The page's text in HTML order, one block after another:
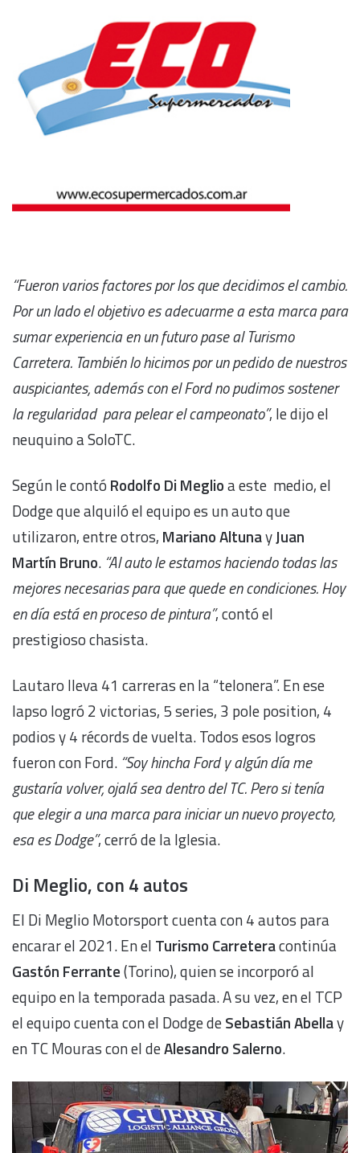
“Fueron varios factores por los que decidimos el cambio.
Por un lado el objetivo es adecuarme a esta marca para
sumar experiencia en un futuro pase al Turismo
Carretera. También lo hicimos por un pedido de nuestros
auspiciantes, además con el Ford no pudimos sostener
la regularidad para pelear el campeonato”, le dijo el
neuquino a SoloTC.
Según le contó Rodolfo Di Meglioa este medio, el
Dodge que alquiló el equipo es un auto que
utilizaron, entre otros, Mariano AltunayJuan
Martín Bruno. “Al auto le estamos haciendo todas las
mejores necesarias para que quede en condiciones. Hoy
en día está en proceso de pintura”, contó el
prestigioso chasista.
Lautaro lleva 41 carreras en la “telonera”. En ese
lapso logró 2 victorias, 5 series, 3 pole position, 4
podios y 4 récords de vuelta. Todos esos logros
fueron con Ford. “Soy hincha Ford y algún día me
gustaría volver, ojalá sea dentro del TC. Pero si tenía
que elegir a una marca para iniciar un nuevo proyecto,
esa es Dodge”, cerró de la Iglesia.
Di Meglio, con 4 autos
El Di Meglio Motorsport cuenta con 4 autos para
encarar el 2021. En el Turismo Carreteracontinúa
Gastón Ferrante(Torino), quien se incorporó al
equipo en la temporada pasada. A su vez, en el TCP
el equipo cuenta con el Dodge deSebastián Abellay
en TC Mouras con el deAlesandro Salerno.